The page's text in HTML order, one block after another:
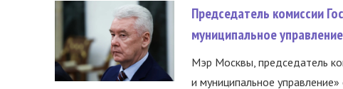
Председатель комиссии
муниципальное
Мэр Москвы, председатель
и муниципальное